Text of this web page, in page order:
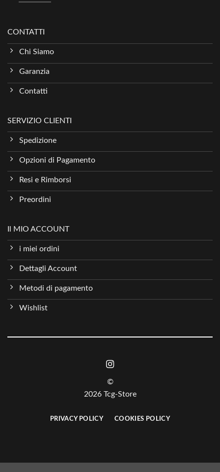
CONTATTI
Chi Siamo
Garanzia
Contatti
SERVIZIO CLIENTI
Spedizione
Opzioni di Pagamento
Resi e Rimborsi
Preordini
Il MIO ACCOUNT
i miei ordini
Dettagli Account
Metodi di pagamento
Wishlist
©
2026 Tcg-Store
PRIVACY POLICY COOKIES POLICY